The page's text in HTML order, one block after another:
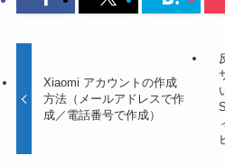
Xiaomi アカウントの作成
方法（メールアドレスで作
成／電話番号で作成）